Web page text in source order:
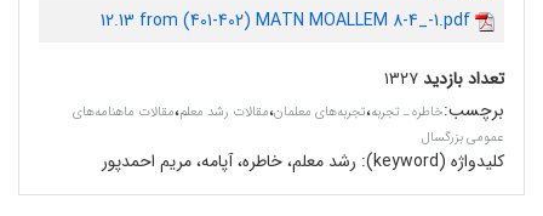
12.13 from (401-402) MATN MOALLEM 8-4_-1.pdf
تعداد بازدید۱۳۲۷
برچسب:خاطره ـ تجربه،تجربه‌های معلمان،مقالات رشد معلم،مقالات ماهنامه‌های
عمومی بزرگسال
کلیدواژه (keyword): رشد معلم، خاطره، آپامه، مریم احمدپور